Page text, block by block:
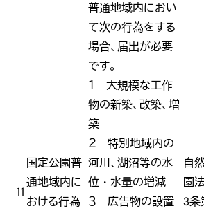
11
国定公園普
通地域内に
おける行為
普通地域内におい
て次の行為をする
場合、届出が必要
です。
１ 大規模な工作
物の新築、改築、増
築
２ 特別地域内の
河川、湖沼等の水
位・水量の増減
３ 広告物の設置
自
園
3条